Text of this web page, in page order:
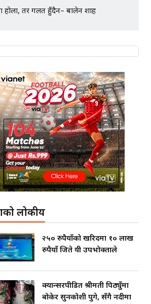
होला, तर गलत हुँदैन– बालेन शाह
लोकप्रीय
२५० रुपैयाँको खरिदमा १० लाख
रुपैयाँ जिते यी उपभोक्ताले
क्यान्सरपीडित श्रीमती पिठ्युँमा
बोकेर सुनकोशी पुगे, सँगै नदीमा